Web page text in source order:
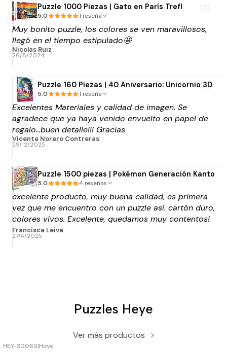
Puzzle 1000 Piezas | Gato en París Trefl
5.0 1 reseña
Muy bonito puzzle, los colores se ven maravillosos,
llegó en el tiempo estipulado🤩
Nicolas Ruiz
26/8/2024
Puzzle 160 Piezas | 40 Aniversario: Unicornio 3D
5.0 1 reseña
Excelentes Materiales y calidad de imagen. Se
agradece que ya haya venido envuelto en papel de
regalo...buen detalle!!! Gracias
Vicente Norero Contreras
29/12/2025
Puzzle 1500 piezas | Pokémon Generación Kanto
5.0 4 reseñas
excelente producto, muy buena calidad, es primera
vez que me encuentro con un puzzle así. cartón duro,
colores vivos. Excelente, quedamos muy contentos!
y la atención tb. Lo compre super encima de la
fecha que lo necesitaba y solicite el envio rápido y
Francisca Leiva
27/4/2025
Puzzles Heye
Ver más productos
HEY-30069|Heye